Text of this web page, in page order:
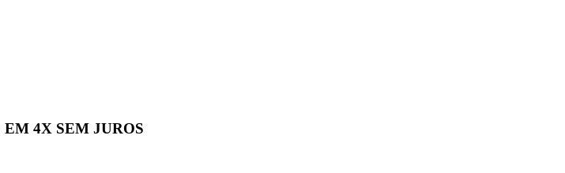
4X SEM JUROS